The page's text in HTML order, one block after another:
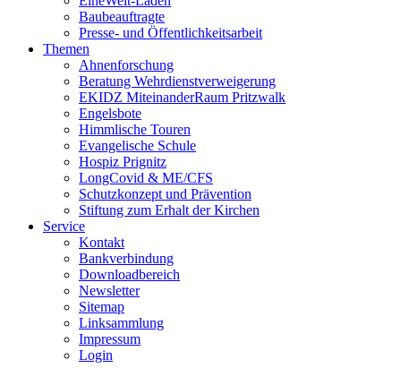
Baubeauftragte
Presse- und Öffentlichkeitsarbeit
Themen
Ahnenforschung
Beratung Wehrdienstverweigerung
EKIDZ MiteinanderRaum Pritzwalk
Engelsbote
Himmlische Touren
Evangelische Schule
Hospiz Prignitz
LongCovid & ME/CFS
Schutzkonzept und Prävention
Stiftung zum Erhalt der Kirchen
Service
Kontakt
Bankverbindung
Downloadbereich
Newsletter
Sitemap
Linksammlung
Impressum
Login